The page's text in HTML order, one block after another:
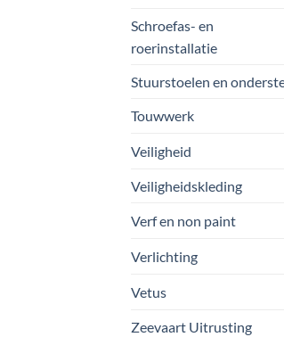
Schroefas- en
roerinstallatie
Stuurstoelen en
Touwwerk
Veiligheid
Veiligheidskleding
Verf en non paint
Verlichting
Vetus
Zeevaart Uitrusting